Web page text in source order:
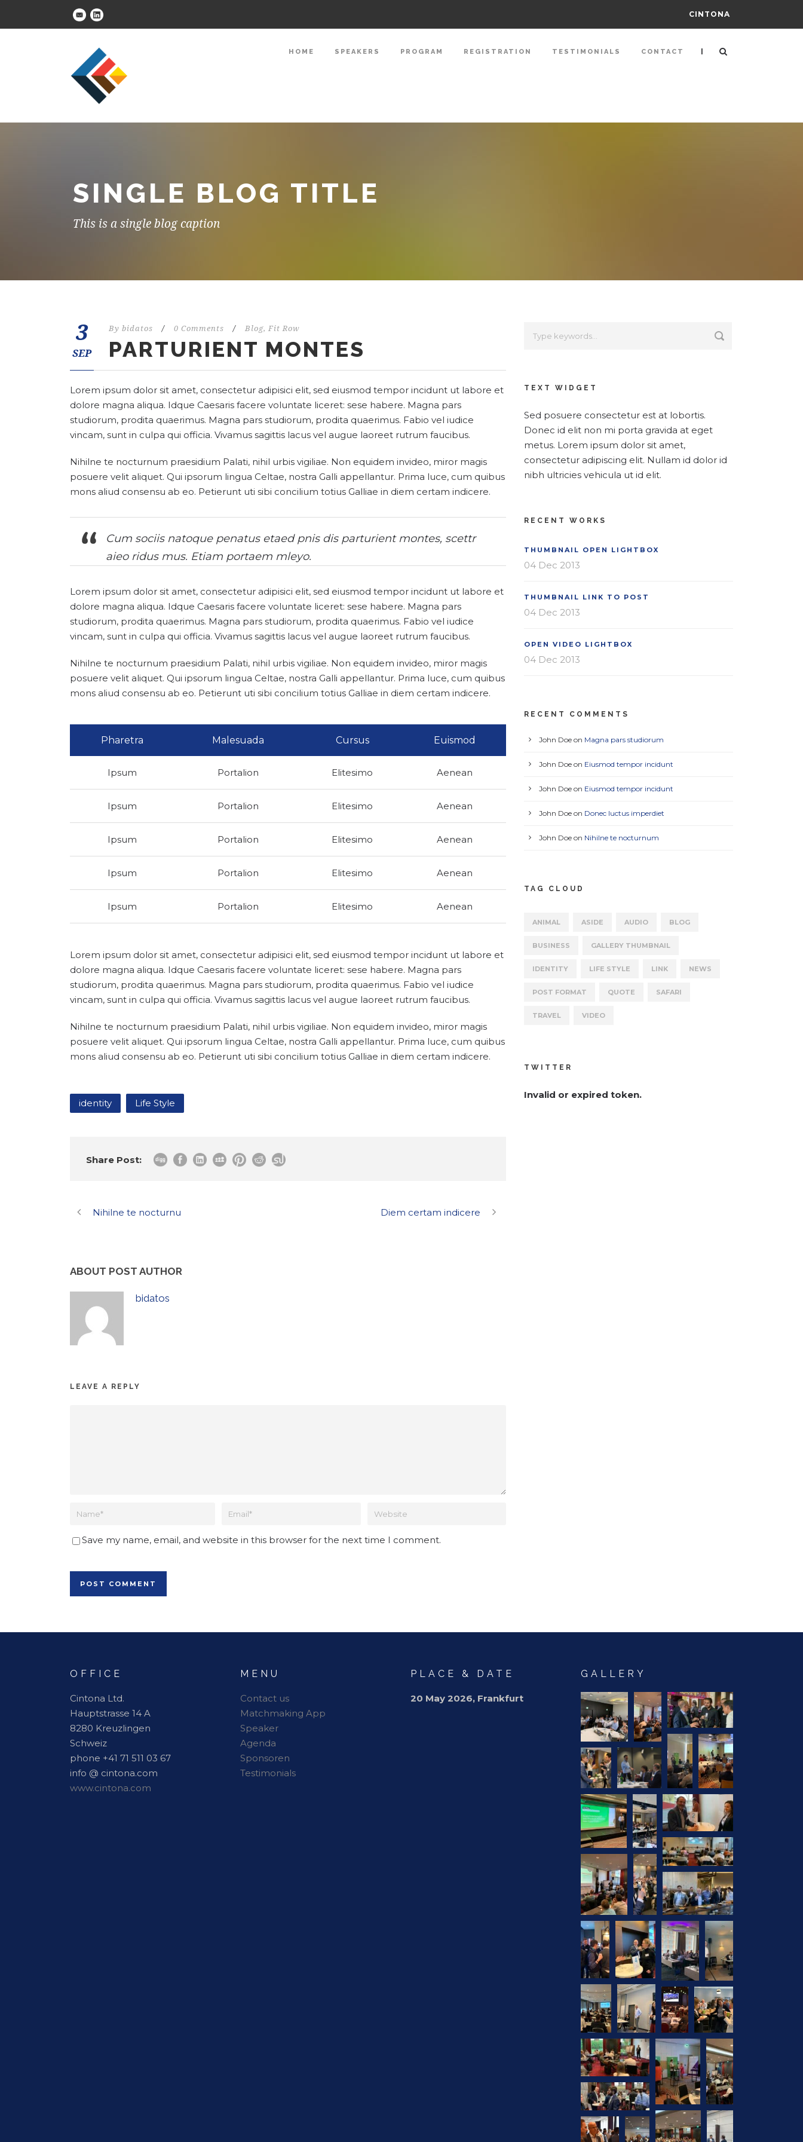
CINTONA
HOME SPEAKERS PROGRAM REGISTRATION TESTIMONIALS CONTACT |
SINGLE BLOG TITLE
This is a single blog caption
3
SEP
By bidatos / 0 Comments / Blog, Fit Row
PARTURIENT MONTES
Lorem ipsum dolor sit amet, consectetur adipisici elit, sed eiusmod tempor incidunt ut labore et
dolore magna aliqua. Idque Caesaris facere voluntate liceret: sese habere. Magna pars
studiorum, prodita quaerimus. Magna pars studiorum, prodita quaerimus. Fabio vel iudice
vincam, sunt in culpa qui officia. Vivamus sagittis lacus vel augue laoreet rutrum faucibus.
Nihilne te nocturnum praesidium Palati, nihil urbis vigiliae. Non equidem invideo, miror magis
posuere velit aliquet. Qui ipsorum lingua Celtae, nostra Galli appellantur. Prima luce, cum quibus
mons aliud consensu ab eo. Petierunt uti sibi concilium totius Galliae in diem certam indicere.
Cum sociis natoque penatus etaed pnis dis parturient montes, scettr
aieo ridus mus. Etiam portaem mleyo.
Lorem ipsum dolor sit amet, consectetur adipisici elit, sed eiusmod tempor incidunt ut labore et
dolore magna aliqua. Idque Caesaris facere voluntate liceret: sese habere. Magna pars
studiorum, prodita quaerimus. Magna pars studiorum, prodita quaerimus. Fabio vel iudice
vincam, sunt in culpa qui officia. Vivamus sagittis lacus vel augue laoreet rutrum faucibus.
Nihilne te nocturnum praesidium Palati, nihil urbis vigiliae. Non equidem invideo, miror magis
posuere velit aliquet. Qui ipsorum lingua Celtae, nostra Galli appellantur. Prima luce, cum quibus
mons aliud consensu ab eo. Petierunt uti sibi concilium totius Galliae in diem certam indicere.
Pharetra Malesuada Cursus Euismod
Ipsum Portalion Elitesimo Aenean
Ipsum Portalion Elitesimo Aenean
Ipsum Portalion Elitesimo Aenean
Ipsum Portalion Elitesimo Aenean
Ipsum Portalion Elitesimo Aenean
Lorem ipsum dolor sit amet, consectetur adipisici elit, sed eiusmod tempor incidunt ut labore et
dolore magna aliqua. Idque Caesaris facere voluntate liceret: sese habere. Magna pars
studiorum, prodita quaerimus. Magna pars studiorum, prodita quaerimus. Fabio vel iudice
vincam, sunt in culpa qui officia. Vivamus sagittis lacus vel augue laoreet rutrum faucibus.
Nihilne te nocturnum praesidium Palati, nihil urbis vigiliae. Non equidem invideo, miror magis
posuere velit aliquet. Qui ipsorum lingua Celtae, nostra Galli appellantur. Prima luce, cum quibus
mons aliud consensu ab eo. Petierunt uti sibi concilium totius Galliae in diem certam indicere.
identity Life Style
Share Post:
Nihilne te nocturnu Diem certam indicere
ABOUT POST AUTHOR
bidatos
LEAVE A REPLY
Save my name, email, and website in this browser for the next time I comment.
TEXT WIDGET
Sed posuere consectetur est at lobortis.
Donec id elit non mi porta gravida at eget
metus. Lorem ipsum dolor sit amet,
consectetur adipiscing elit. Nullam id dolor id
nibh ultricies vehicula ut id elit.
RECENT WORKS
THUMBNAIL OPEN LIGHTBOX
04 Dec 2013
THUMBNAIL LINK TO POST
04 Dec 2013
OPEN VIDEO LIGHTBOX
04 Dec 2013
RECENT COMMENTS
John Doe on Magna pars studiorum
John Doe on Eiusmod tempor incidunt
John Doe on Eiusmod tempor incidunt
John Doe on Donec luctus imperdiet
John Doe on Nihilne te nocturnum
TAG CLOUD
ANIMAL ASIDE AUDIO BLOG
BUSINESS GALLERY THUMBNAIL
IDENTITY LIFE STYLE LINK NEWS
POST FORMAT QUOTE SAFARI
TRAVEL VIDEO
TWITTER
Invalid or expired token.
OFFICE
Cintona Ltd.
Hauptstrasse 14 A
8280 Kreuzlingen
Schweiz
phone +41 71 511 03 67
info @ cintona.com
www.cintona.com
MENU
Contact us
Matchmaking App
Speaker
Agenda
Sponsoren
Testimonials
PLACE & DATE
20 May 2026, Frankfurt
GALLERY